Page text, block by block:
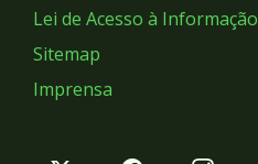
Lei de Acesso à Informação
Sitemap
Imprensa